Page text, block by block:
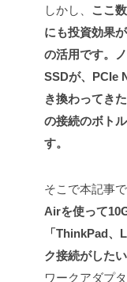
しかし、 ここ
にも投資効果
の活用です。
SSDが、PCIe
き換わってき
の接続のボト
す。
そこで本記事で
Airを使って
「ThinkPad、
ク接続がしたい
ワークアダプ